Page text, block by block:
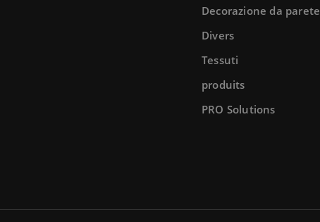
Decorazione da parete
Divers
Tessuti
produits
PRO Solutions